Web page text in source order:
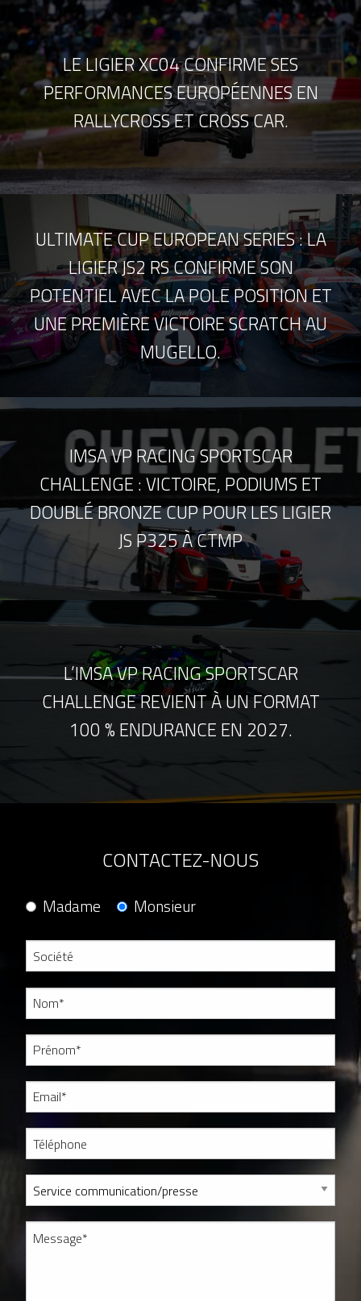
LE LIGIER XC04 CONFIRME SES
PERFORMANCES EUROPÉENNES EN
RALLYCROSS ET CROSS CAR.
ULTIMATE CUP EUROPEAN SERIES : LA
LIGIER JS2 RS CONFIRME SON
POTENTIEL AVEC LA POLE POSITION ET
UNE PREMIÈRE VICTOIRE SCRATCH AU
MUGELLO.
IMSA VP RACING SPORTSCAR
CHALLENGE : VICTOIRE, PODIUMS ET
DOUBLÉ BRONZE CUP POUR LES LIGIER
JS P325 À CTMP
L’IMSA VP RACING SPORTSCAR
CHALLENGE REVIENT À UN FORMAT
100 % ENDURANCE EN 2027.
CONTACTEZ-NOUS
Madame Monsieur